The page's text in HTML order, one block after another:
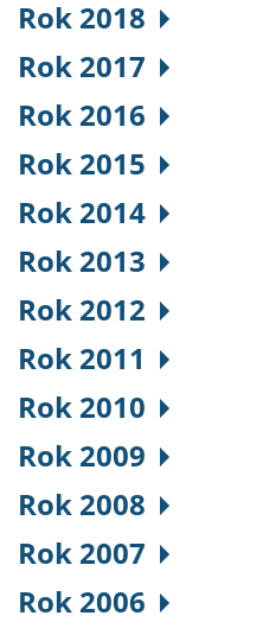
Rok 2018
Rok 2017
Rok 2016
Rok 2015
Rok 2014
Rok 2013
Rok 2012
Rok 2011
Rok 2010
Rok 2009
Rok 2008
Rok 2007
Rok 2006